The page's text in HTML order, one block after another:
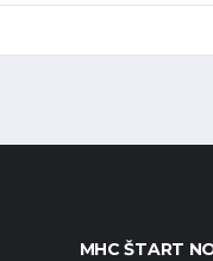
MHC ŠTART